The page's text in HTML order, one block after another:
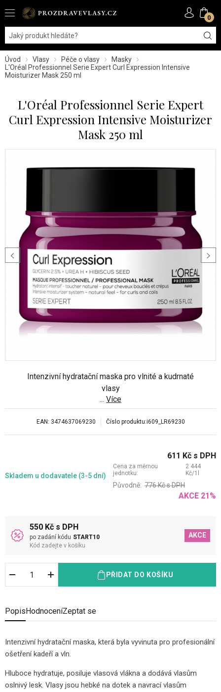
0
Úvod Vlasy Péče o vlasy
Masky
L'Oréal Professionnel Serie Expert Curl Expression Intensive
Moisturizer Mask 250 ml
L'Oréal Professionnel Serie Expert
Curl Expression Intensive Moisturizer
Mask 250 ml
Intenzivní hydratační maska ​​pro vlnité a kudrnaté
vlasy
... Více
EAN: 3474637069230 Číslo produktu:i609_LR69230
Skladem u dodavatele (3-5 dní)
611 Kč s DPH
Cena za měrnou
jednotku:
2 444
Kč/1
Původně: 776Kčs DPH
AKCE 21 %
550 Kč s DPH
po zadání kódu START10
Kód zadejte v košíku
AKCE
PŘIDAT DO KOŠÍKU
Popis HodnoceníZeptat se
Intenzivní hydratační maska, která byla vyvinuta pro profesionální
ošetření kadeří a vln.
Hluboce hydratuje, posiluje vlasová vlákna a dodává vlasům
oslnivý lesk. Vlasy jsou hebké na dotek a navrací vlasům